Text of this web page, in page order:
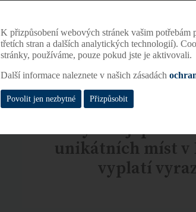
Od Pyrenejí po
unikátních míst v
vyplatí
K přizpůsobení webových stránek vašim potřebám
třetích stran a dalších analytických technologií).
stránky, používáme, pouze pokud jste je aktivovali.
Další informace naleznete v našich zásadách
Povolit jen nezbytné Přizpůsobit